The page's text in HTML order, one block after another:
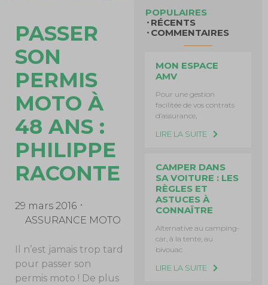
PASSER
SON
PERMIS
MOTO À
48 ANS :
PHILIPPE
RACONTE
29 mars 2016
ASSURANCE MOTO
Il n’est jamais trop tard
pour passer son
permis moto ! De plus
POPULAIRES
RÉCENTS
COMMENTAIRES
MON ESPACE
AMV
Pour une gestion
facilitée de vos contrats
d’assurance,
LIRE LA SUITE
CAMPER DANS
SA VOITURE : LES
RÈGLES ET
ASTUCES À
CONNAÎTRE
Alternative au camping-
car, à la tente, au
bivouac
LIRE LA SUITE